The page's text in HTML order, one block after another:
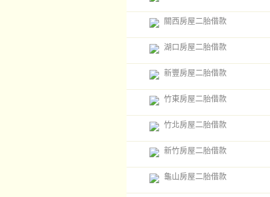
關西房屋二胎借款
湖口房屋二胎借款
新豐房屋二胎借款
竹東房屋二胎借款
竹北房屋二胎借款
新竹房屋二胎借款
龜山房屋二胎借款